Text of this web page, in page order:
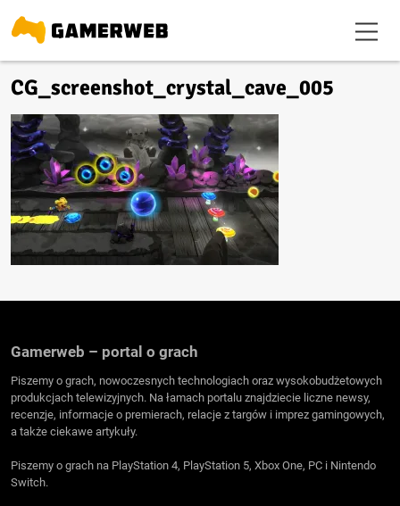
CG_screenshot_crystal_cave_005
Gamerweb – portal o grach
Piszemy o grach, nowoczesnych technologiach oraz wysokobudżetowych
produkcjach telewizyjnych. Na łamach portalu znajdziecie liczne newsy,
recenzje, informacje o premierach, relacje z targów i imprez gamingowych,
a także ciekawe artykuły.
Piszemy o grach na PlayStation 4, PlayStation 5, Xbox One, PC i Nintendo
Switch.